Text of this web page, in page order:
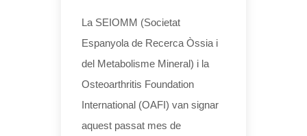
La SEIOMM (Societat
Espanyola de Recerca Òssia i
del Metabolisme Mineral) i la
Osteoarthritis Foundation
International (OAFI) van signar
aquest passat mes de